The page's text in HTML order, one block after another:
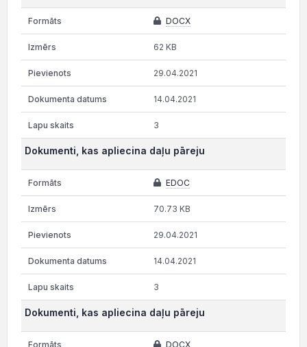
DOCX
62 KB
29.04.2021
14.04.2021
3
Dokumenti, kas apliecina daļu pāreju
EDOC
70.73 KB
29.04.2021
14.04.2021
3
Dokumenti, kas apliecina daļu pāreju
DOCX